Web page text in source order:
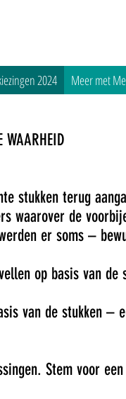
WAARHEID
stukken terug
waarover de
er soms –
op basis van
van de stukken –
Stem voor
2024 Meer met